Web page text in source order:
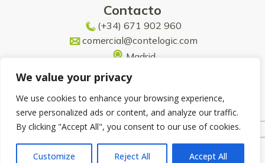
We value your privacy
We use cookies to enhance your browsing experience,
serve personalized ads or content, and analyze our traffic.
By clicking "Accept All", you consent to our use of cookies.
Customize Reject All Accept All
Contacto
(+34) 671 902 960
comercial@contelogic.com
Madrid
@2025 - Todos los derechos reservados a Contelogic